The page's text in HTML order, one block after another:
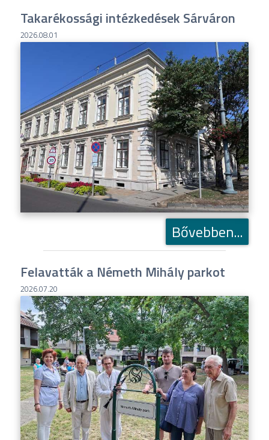
Takarékossági intézkedések Sárváron
2026.08.01
Bővebben...
Felavatták a Németh Mihály parkot
2026.07.20